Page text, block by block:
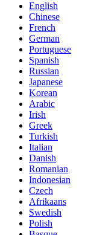
English
Chinese
French
German
Portuguese
Spanish
Russian
Japanese
Korean
Arabic
Irish
Greek
Turkish
Italian
Danish
Romanian
Indonesian
Czech
Afrikaans
Swedish
Polish